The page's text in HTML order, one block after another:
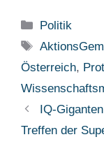
Kategorien
Politik
Österreich,
IQ-
Treffen der